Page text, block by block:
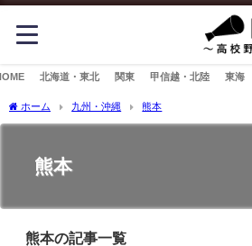
北海道・東北 関東 甲信越・北陸 東海
ホーム 九州・沖縄 熊本
熊本
熊本の記事一覧